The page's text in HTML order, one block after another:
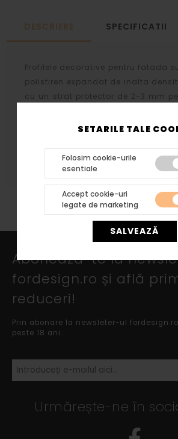
SETARILE TALE
Folosim cookie-urile
esentiale
Accept cookie-uri
legate de marketing
SALVEAZĂ
DESCRIERE SPECIFICATII
Profilele decorative pentru fatada
polistiren expandat de inalta
cu un strat protector de 2-3 mm
Stratul protector se aplica prin
capitelelor rezultand acelasi tip de
Abonează-te la
fordesign.ro și află
reduceri!
Prin abonare la newsleter-ul
peste 18 ani.
Urmărește-ne în